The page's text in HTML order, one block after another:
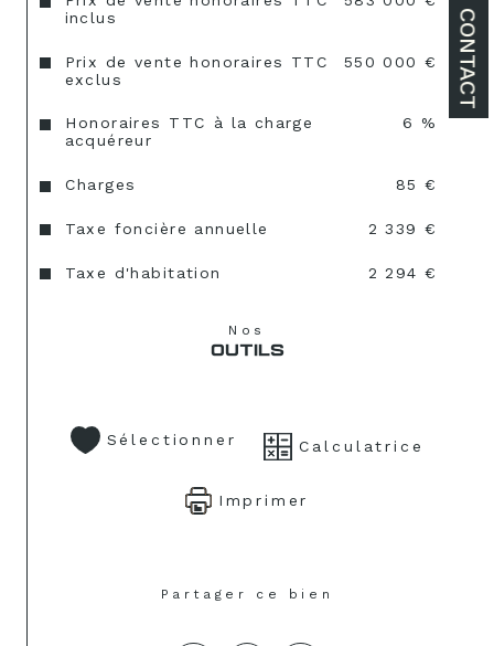
CONTACT
inclus
Prix de vente honoraires TTC
exclus
550 000 €
Honoraires TTC à la charge
acquéreur
6 %
Charges 85 €
Taxe foncière annuelle 2 339 €
Taxe d'habitation 2 294 €
Nos
OUTILS
Sélectionner Calculatrice
Imprimer
Partager ce bien